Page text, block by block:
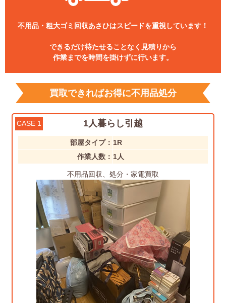
不用品・粗大ゴミ回収あさひはスピードを重視しています！
できるだけ待たせることなく見積りから
作業までを時間を掛けずに行います。
買取できればお得に不用品処分
CASE 1 1人暮らし引越
部屋タイプ： 1R
作業人数： 1人
不用品回収、処分・家電買取